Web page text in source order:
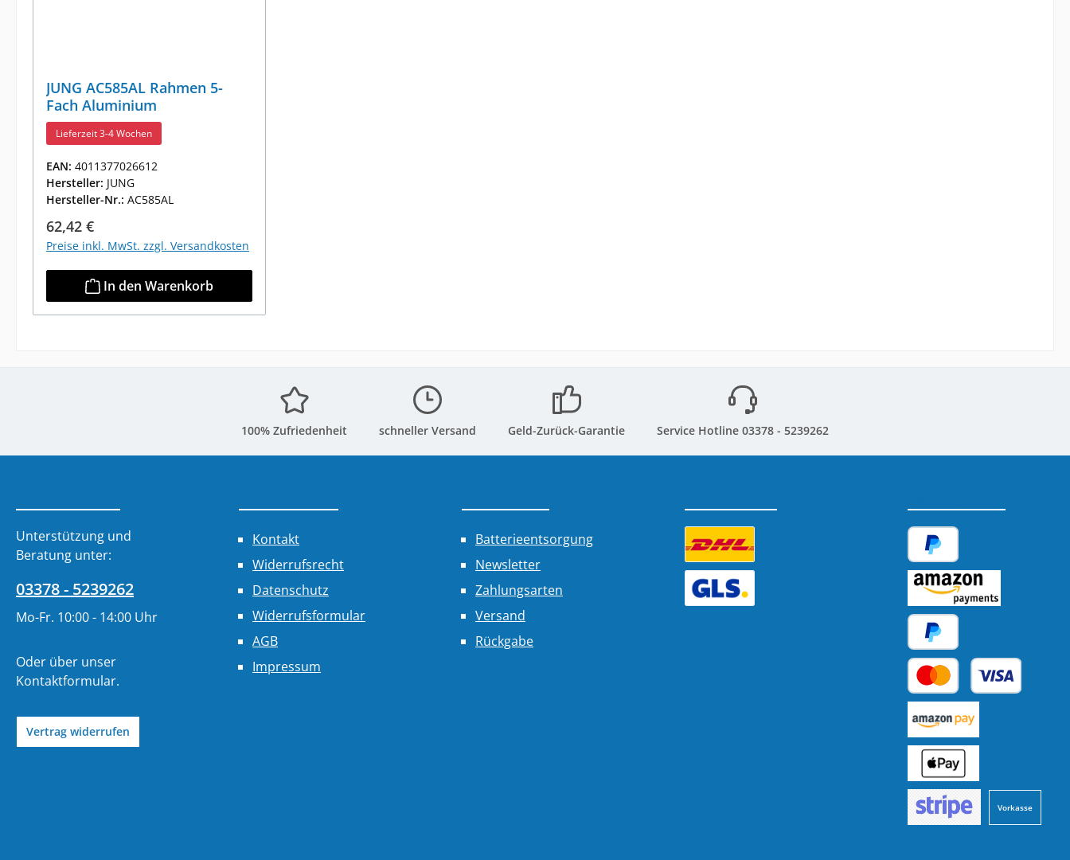
JUNG AC585AL Rahmen 5-
Fach Aluminium
Lieferzeit 3-4 Wochen
EAN: 4011377026612
Hersteller: JUNG
Hersteller-Nr.: AC585AL
Regulärer Preis:
62,42 €
Preise inkl. MwSt. zzgl. Versandkosten
In den Warenkorb
100% Zufriedenheit schneller Versand Geld-Zurück-Garantie Service Hotline 03378 - 5239262
Unterstützung und
Beratung unter:
03378 - 5239262
Mo-Fr. 10:00 - 14:00 Uhr
Oder über unser
Kontaktformular.
Vertrag widerrufen
Kontakt
Widerrufsrecht
Datenschutz
Widerrufsformular
AGB
Impressum
Batterieentsorgung
Newsletter
Zahlungsarten
Versand
Rückgabe
Benutzerdefiniertes Bild 1 PayPal
Amazon Pay
Später Bezahlen
Kredit- oder Debitkarte
Vorkasse
Benutzerdefiniertes Bild 1
Benutzerdefiniertes Bild 2